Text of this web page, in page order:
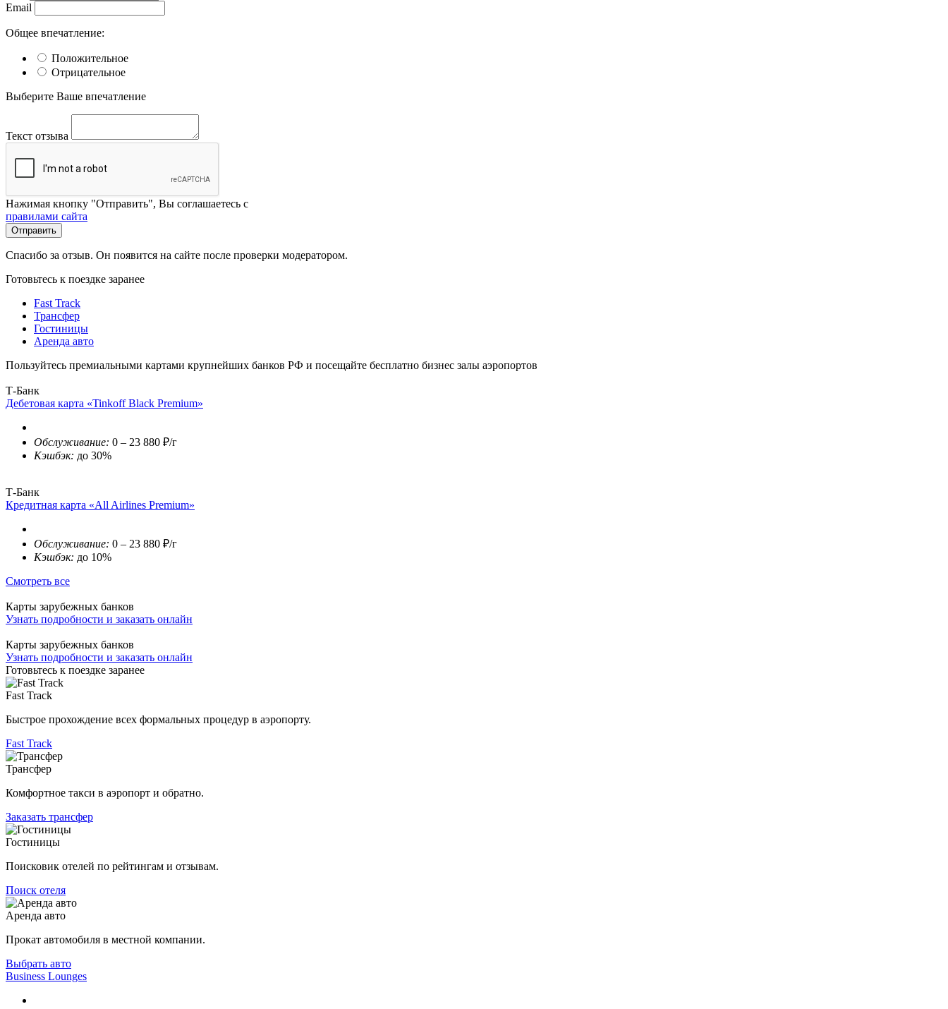
Email
Общее впечатление:
Положительное
Отрицательное
Выберите Ваше впечатление
Текст отзыва
Нажимая кнопку "Отправить", Вы соглашаетесь с
правилами сайта
Отправить
Спасибо за отзыв. Он появится на сайте после проверки модератором.
Готовьтесь к поездке заранее
Fast Track
Трансфер
Гостиницы
Аренда авто
Пользуйтесь премиальными картами крупнейших банков РФ и посещайте бесплатно бизнес залы аэропортов
Т-Банк
Дебетовая карта «Tinkoff Black Premium»
Обслуживание: 0 – 23 880 ₽/г
Кэшбэк: до 30%
Т-Банк
Кредитная карта «All Airlines Premium»
Обслуживание: 0 – 23 880 ₽/г
Кэшбэк: до 10%
Смотреть все
Карты зарубежных банков
Узнать подробности и заказать онлайн
Карты зарубежных банков
Узнать подробности и заказать онлайн
Готовьтесь к поездке заранее
Fast Track
Быстрое прохождение всех формальных процедур в аэропорту.
Fast Track
Трансфер
Комфортное такси в аэропорт и обратно.
Заказать трансфер
Гостиницы
Поисковик отелей по рейтингам и отзывам.
Поиск отеля
Аренда авто
Прокат автомобиля в местной компании.
Выбрать авто
Business Lounges